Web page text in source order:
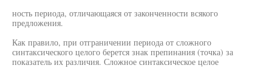
ность периода, отличающаяся от законченности всякого
предложения.
Как правило, при отграничении периода от сложного
синтаксического целого берется знак препинания (точка) за
показатель их различия. Сложное синтаксическое целое